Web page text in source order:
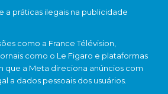
a práticas ilegais na publicidade
como a France Télévision,
como o Le Figaro e plataformas
que a Meta direciona anúncios com
a dados pessoais dos usuários.